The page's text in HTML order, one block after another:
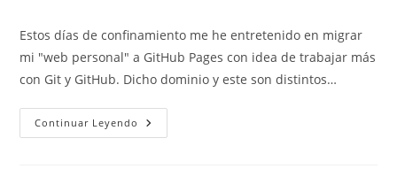
la
entrada:
entrada:
Estos días de confinamiento me he entretenido en migrar
mi "web personal" a GitHub Pages con idea de trabajar más
con Git y GitHub. Dicho dominio y este son distintos…
Continuar Leyendo Migración
Web